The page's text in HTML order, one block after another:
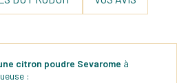
citron poudre Sevarome à
: